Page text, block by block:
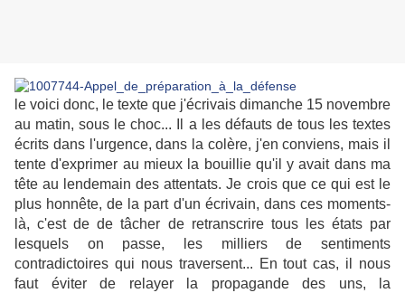
le voici donc, le texte que j'écrivais dimanche 15 novembre
au matin, sous le choc... Il a les défauts de tous les textes
écrits dans l'urgence, dans la colère, j'en conviens, mais il
tente d'exprimer au mieux la bouillie qu'il y avait dans ma
tête au lendemain des attentats. Je crois que ce qui est le
plus honnête, de la part d'un écrivain, dans ces moments-
là, c'est de de tâcher de retranscrire tous les états par
lesquels on passe, les milliers de sentiments
contradictoires qui nous traversent... En tout cas, il nous
faut éviter de relayer la propagande des uns, la